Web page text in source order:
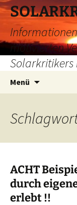
Zum
Inhalt
springen
motivierten
Solarkritikers
Menü
ACHT
durch
erlebt !!